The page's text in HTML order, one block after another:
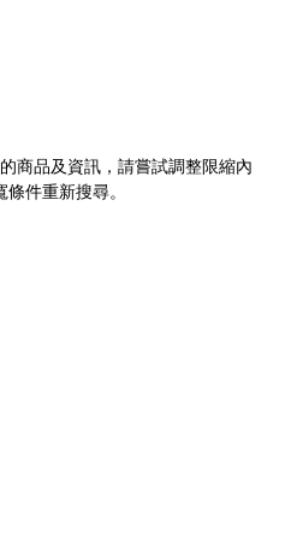
商品及資訊，請嘗試調整限縮內
件重新搜尋。